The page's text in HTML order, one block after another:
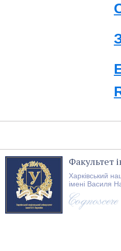
Факультет
Харківський
імені Василя